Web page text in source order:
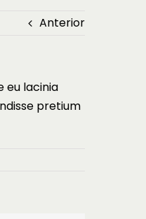
Anterior
eu lacinia
pretium